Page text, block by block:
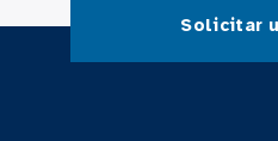
Solicitar